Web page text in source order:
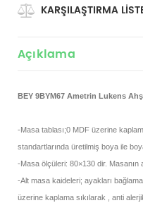
KARŞILAŞTIRMA
Açıklama
BEY 9BYM67 Ametrin Lukens
-Masa tablası;0 MDF üzerine
standartlarında üretilmiş boya ile
-Masa ölçüleri: 80×130 dir. Masanın
-Alt masa kaideleri; ayakları
üzerine kaplama sıkılarak , anti